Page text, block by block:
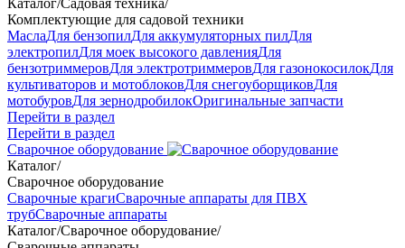
Каталог/Садовая техника/
Комплектующие для садовой техники
МаслаДля бензопилДля аккумуляторных пилДля
электропилДля моек высокого давленияДля
бензотриммеровДля электротриммеровДля газонокосилокДля
культиваторов и мотоблоковДля снегоуборщиковДля
мотобуровДля зернодробилокОригинальные запчасти
Перейти в раздел
Перейти в раздел
Сварочное оборудование
Каталог/
Сварочное оборудование
Сварочные крагиСварочные аппараты для ПВХ
трубСварочные аппараты
Каталог/Сварочное оборудование/